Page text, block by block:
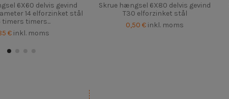
6X60 delvis gevind
14 elforzinket stål
timers timers...
€ inkl. moms
Skrue hængsel 6X80 delvis gevind
T30 elforzinket stål
0,50 € inkl. moms